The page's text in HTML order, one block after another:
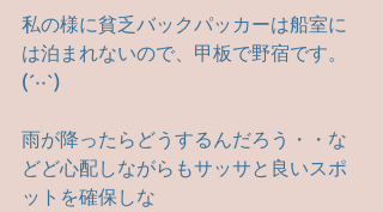
私の様に貧乏バックパッカーは船室に
は泊まれないので、甲板で野宿です。
(´··`)
雨が降ったらどうするんだろう・・な
どど心配しながらもサッサと良いスポ
ットを確保しな